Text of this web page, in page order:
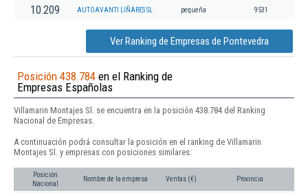
10.209 AUTOAVANTI LIÑARES SL pequeña 9531
Ver Ranking de Empresas de Pontevedra
Posición 438.784 en el Ranking de
Empresas Españolas
Villamarin Montajes Sl. se encuentra en la posición 438.784 del Ranking
Nacional de Empresas.
A continuación podrá consultar la posición en el ranking de Villamarin
Montajes Sl. y empresas con posiciones similares:
Posición
Nacional
Nombre de la empresa Ventas (€) Provincia